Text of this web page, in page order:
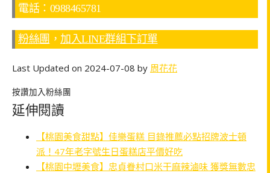
電話：0988465781
粉絲團 ， 加入LINE群組下訂單
Last Updated on 2024-07-08 by 周花花
按讚加入粉絲團
延伸閱讀
【桃園美食甜點】佳樂蛋糕 目錄推薦必點招牌波士頓
派！47年老字號生日蛋糕店平價好吃
【桃園中壢美食】忠貞眷村口米干麻辣滷味 獲獎無數忠